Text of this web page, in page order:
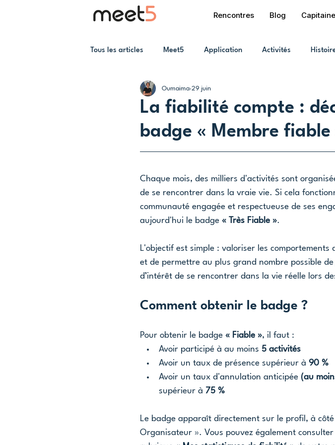
Rencontres Blog
Tous les articles Meet5 Application Activités
La fiabilité compte :
badge « Membre fiable
Oumaima 29 juin
Chaque mois, des milliers d'activités sont
de se rencontrer dans la vraie vie. Si cela
communauté engagée et respectueuse de ses
aujourd'hui le badge « Très Fiable ».
L'objectif est simple : valoriser les
et de permettre au plus grand nombre possible
d’intérêt de se rencontrer dans la vie réelle lors
Comment obtenir le badge ?
Pour obtenir le badge « Fiable », il faut :
Avoir participé à au moins 5 activités
Avoir un taux de présence supérieur à 90 %
Avoir un taux d'annulation anticipée (au
supérieur à 75 %
Le badge apparaît directement sur le profil, à
Organisateur ». Vous pouvez également